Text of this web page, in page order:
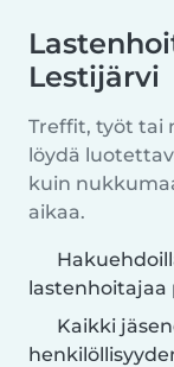
Lestijärvi
Treffit, työt tai
löydä
kuin
aikaa.
lastenhoitajaa
Kaikki